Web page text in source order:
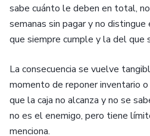
sabe cuánto le deben en total,
semanas sin pagar y no
que siempre cumple y la del que
La consecuencia se vuelve
momento de reponer inventario
que la caja no alcanza y no se
no es el enemigo, pero tiene
menciona.